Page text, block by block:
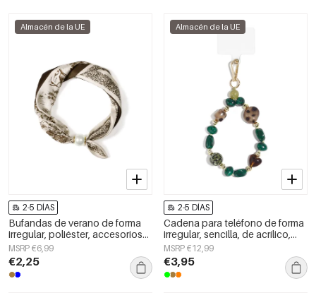
Almacén de la UE
2-5 DÍAS
Bufandas de verano de forma
irregular, poliéster, accesorios
diarios
MSRP €6,99
€2,25
Almacén de la UE
2-5 DÍAS
Cadena para teléfono de forma
irregular, sencilla, de acrílico,
accesorio de uso diario.
MSRP €12,99
€3,95